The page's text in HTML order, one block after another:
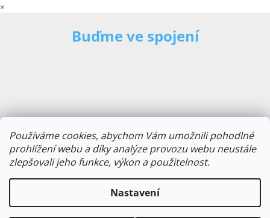
Používáme cookies, abychom Vám umožnili pohodlné
prohlížení webu a díky analýze provozu webu neustále
zlepšovali jeho funkce, výkon a použitelnost.
Nastavení
×
Buďme ve spojení
E-mailová adresa